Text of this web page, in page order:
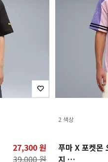
27,300 원
39,000 원
2 색상
푸마 X 포켓몬
지